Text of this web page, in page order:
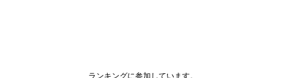
ランキングに参加しています。